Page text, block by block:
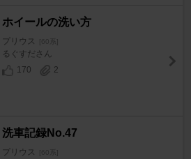
ホイールの洗い方
プリウス [60系]
るぐすださん
170
2
洗車記録No.47
プリウス [60系]